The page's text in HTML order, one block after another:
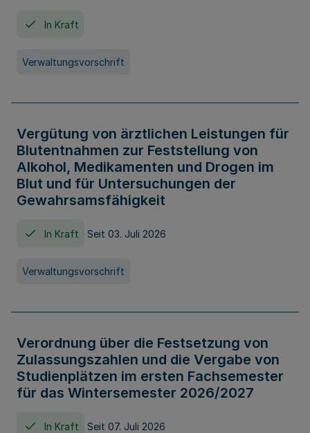
In Kraft
Verwaltungsvorschrift
Vergütung von ärztlichen Leistungen für
Blutentnahmen zur Feststellung von
Alkohol, Medikamenten und Drogen im
Blut und für Untersuchungen der
Gewahrsamsfähigkeit
In Kraft Seit 03. Juli 2026
Verwaltungsvorschrift
Verordnung über die Festsetzung von
Zulassungszahlen und die Vergabe von
Studienplätzen im ersten Fachsemester
für das Wintersemester 2026/2027
In Kraft Seit 07. Juli 2026